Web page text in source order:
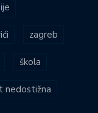
zagreb
škola
nedostižna